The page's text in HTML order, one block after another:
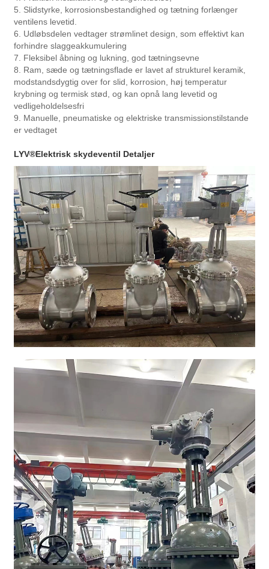
5. Slidstyrke, korrosionsbestandighed og tætning forlænger
ventilens levetid.
6. Udløbsdelen vedtager strømlinet design, som effektivt kan
forhindre slaggeakkumulering
7. Fleksibel åbning og lukning, god tætningsevne
8. Ram, sæde og tætningsflade er lavet af strukturel keramik,
modstandsdygtig over for slid, korrosion, høj temperatur
krybning og termisk stød, og kan opnå lang levetid og
vedligeholdelsesfri
9. Manuelle, pneumatiske og elektriske transmissionstilstande
er vedtaget
LYV®Elektrisk skydeventil Detaljer